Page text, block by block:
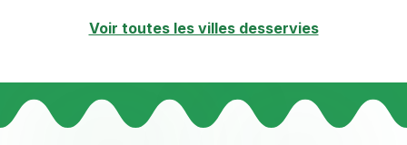
Voir toutes les villes desservies